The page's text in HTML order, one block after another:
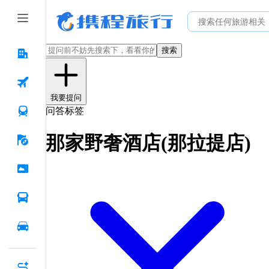
搜索
我要提问
问答标签
那家野奢酒店(那拉提店)